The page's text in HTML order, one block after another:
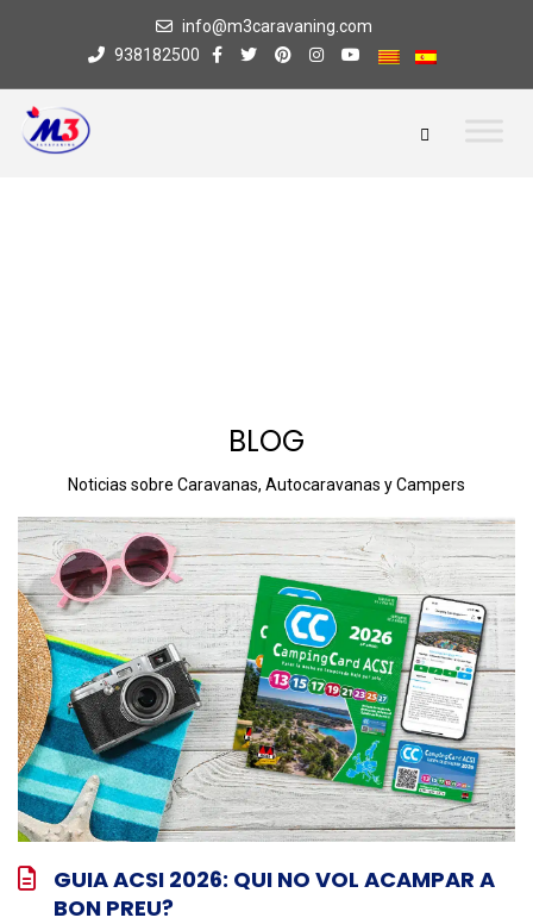
info@m3caravaning.com
938182500
BLOG
Noticias sobre Caravanas, Autocaravanas y Campers
GUIA ACSI 2026: QUI NO VOL ACAMPAR A
BON PREU?